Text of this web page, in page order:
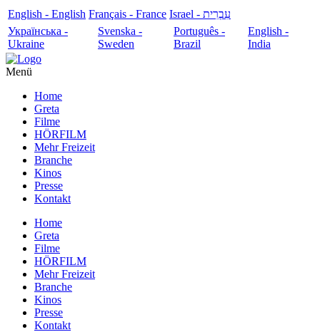
English - English Français - France
עִבְרִית - Israel
Українська -
Ukraine
Svenska -
Sweden
Português -
Brazil
English -
India
Menü
Home
Greta
Filme
HÖRFILM
Mehr Freizeit
Branche
Kinos
Presse
Kontakt
Home
Greta
Filme
HÖRFILM
Mehr Freizeit
Branche
Kinos
Presse
Kontakt